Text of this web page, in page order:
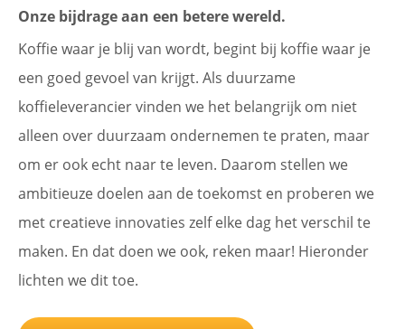
Onze bijdrage aan een betere wereld.
Koffie waar je blij van wordt, begint bij koffie waar je
een goed gevoel van krijgt. Als duurzame
koffieleverancier vinden we het belangrijk om niet
alleen over duurzaam ondernemen te praten, maar
om er ook echt naar te leven. Daarom stellen we
ambitieuze doelen aan de toekomst en proberen we
met creatieve innovaties zelf elke dag het verschil te
maken. En dat doen we ook, reken maar! Hieronder
lichten we dit toe.